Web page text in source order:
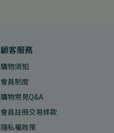
顧客服務
購物須知
會員制度
購物常見Q&A
會員註冊交易條款
隱私權政策